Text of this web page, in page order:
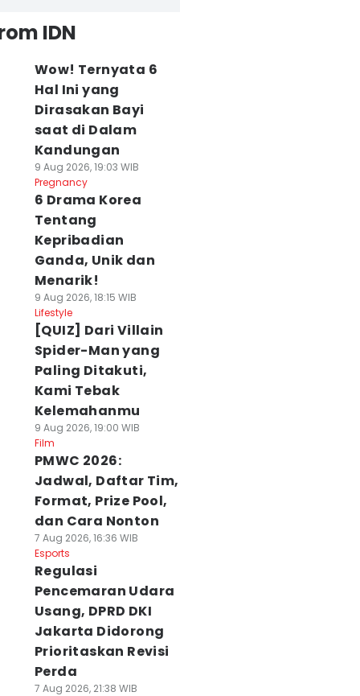
IDN
Wow! Ternyata 6
Hal Ini yang
Dirasakan Bayi
saat di Dalam
Kandungan
9 Aug 2026, 19:03 WIB
Pregnancy
6 Drama Korea
Tentang
Kepribadian
Ganda, Unik dan
Menarik!
9 Aug 2026, 18:15 WIB
Lifestyle
[QUIZ] Dari Villain
Spider-Man yang
Paling Ditakuti,
Kami Tebak
Kelemahanmu
9 Aug 2026, 19:00 WIB
Film
PMWC 2026:
Jadwal, Daftar Tim,
Format, Prize Pool,
dan Cara Nonton
7 Aug 2026, 16:36 WIB
Esports
Regulasi
Pencemaran Udara
Usang, DPRD DKI
Jakarta Didorong
Prioritaskan Revisi
Perda
7 Aug 2026, 21:38 WIB